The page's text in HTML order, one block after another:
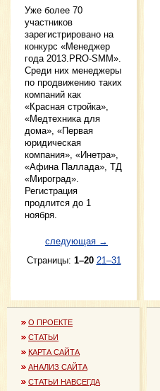
Уже более 70
участников
зарегистрировано на
конкурс «Менеджер
года 2013.PRO-SMM».
Среди них менеджеры
по продвижению таких
компаний как
«Красная стройка»,
«Медтехника для
дома», «Первая
юридическая
компания», «Инетра»,
«Афина Паллада», ТД
«Мироград».
Регистрация
продлится до 1
ноября.
следующая →
Страницы: 1–20 21–31
О ПРОЕКТЕ
СТАТЬИ
КАРТА САЙТА
АНАЛИЗ САЙТА
СТАТЬИ НАВСЕГДА